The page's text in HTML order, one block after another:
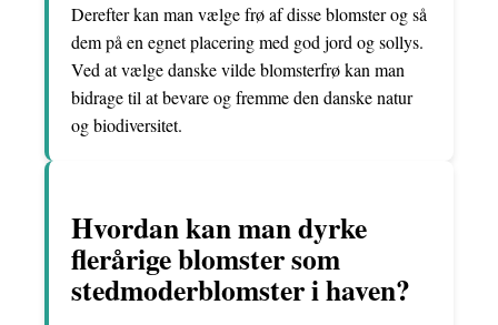
Derefter kan man vælge frø af disse blomster og så
dem på en egnet placering med god jord og sollys.
Ved at vælge danske vilde blomsterfrø kan man
bidrage til at bevare og fremme den danske natur
og biodiversitet.
Hvordan kan man dyrke
flerårige blomster som
stedmoderblomster i haven?